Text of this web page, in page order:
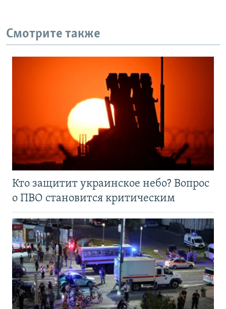
Смотрите также
Кто защитит украинское небо? Вопрос
о ПВО становится критическим